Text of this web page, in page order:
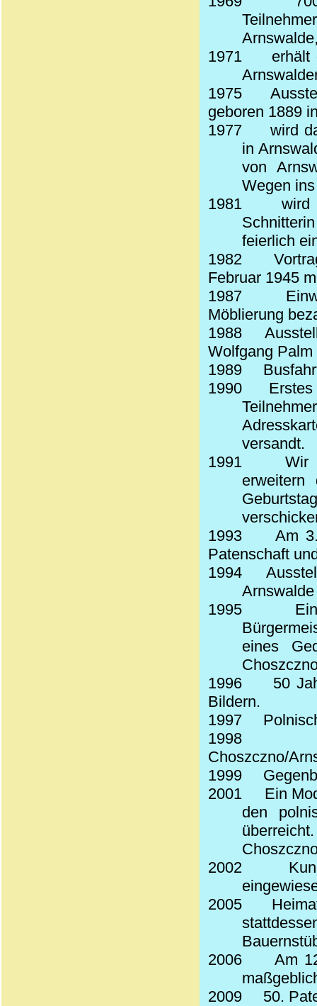
1971
erhält
1975
geboren 1889
1977
wird
in
von
Wegen
1981
wird
feierlich
1982
Februar 1945
1987
Möblierung
1988
Wolfgang
1989
1990
versandt.
1991
Wir
1993
Am
Patenschaft
1994
1995
eines
1996
50
Bildern.
1997
1998
Choszczno/
1999
2001
Ein
den
2002
2005
2006
Am
2009
50.